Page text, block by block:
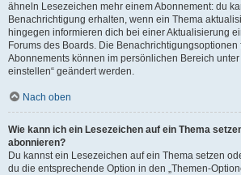
ähneln Lesezeichen mehr einem Abonnement: du
Benachrichtigung erhalten, wenn ein Thema
hingegen informieren dich bei einer Aktualisierung
Forums des Boards. Die Benachrichtigungsoptionen
Abonnements können im persönlichen Bereich
einstellen“ geändert werden.
Nach oben
Wie kann ich ein Lesezeichen auf ein Thema
abonnieren?
Du kannst ein Lesezeichen auf ein Thema setzen
du die entsprechende Option in den „Themen-